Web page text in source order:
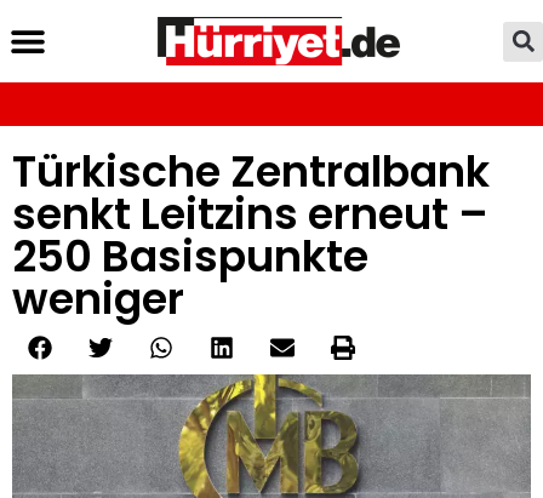
Türkische Zentralbank
senkt Leitzins erneut –
250 Basispunkte
weniger